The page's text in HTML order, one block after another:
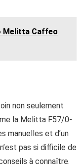
Melitta Caffeo
non seulement
la Melitta F57/0-
manuelles et d’un
pas si difficile de
à connaître.